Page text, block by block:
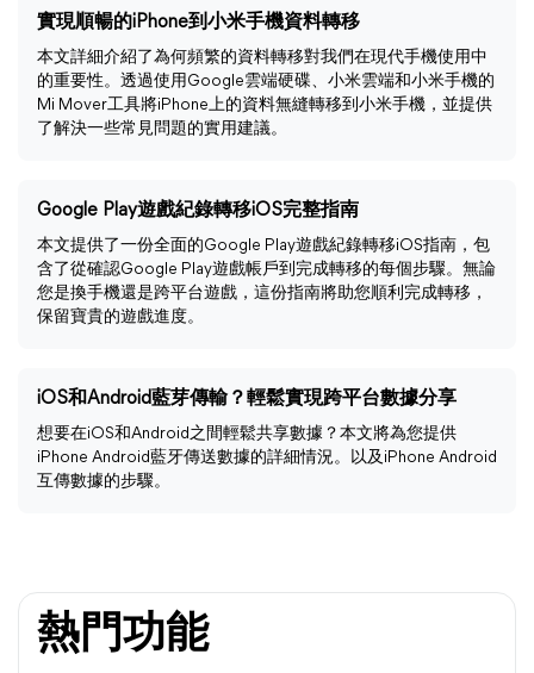
實現順暢的iPhone到小米手機資料轉移
本文詳細介紹了為何頻繁的資料轉移對我們在現代手機使用中
的重要性。透過使用Google雲端硬碟、小米雲端和小米手機的
Mi Mover工具將iPhone上的資料無縫轉移到小米手機，並提供
了解決一些常見問題的實用建議。
Google Play遊戲紀錄轉移iOS完整指南
本文提供了一份全面的Google Play遊戲紀錄轉移iOS指南，包
含了從確認Google Play遊戲帳戶到完成轉移的每個步驟。無論
您是換手機還是跨平台遊戲，這份指南將助您順利完成轉移，
保留寶貴的遊戲進度。
iOS和Android藍芽傳輸？輕鬆實現跨平台數據分享
想要在iOS和Android之間輕鬆共享數據？本文將為您提供
iPhone Android藍牙傳送數據的詳細情況。以及iPhone Android
互傳數據的步驟。
熱門功能